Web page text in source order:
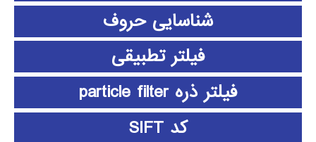
شناسایی حروف
فیلتر تطبیقی
فیلتر ذره particle filter
کد SIFT